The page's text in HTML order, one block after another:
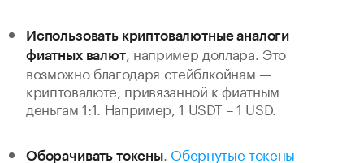
Использовать криптовалютные аналоги
фиатных валют, например доллара. Это
возможно благодаря стейблкойнам —
криптовалюте, привязанной к фиатным
деньгам 1:1. Например, 1 USDT = 1 USD.
Оборачивать токены. Обернутые токены —